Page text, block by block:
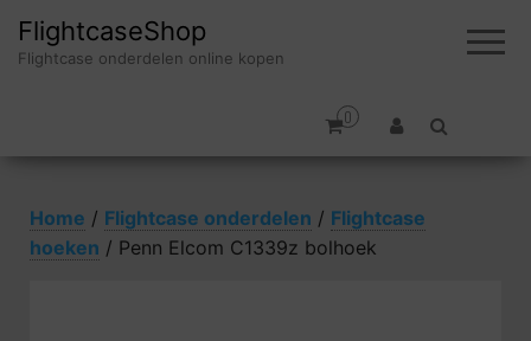
FlightcaseShop
Flightcase onderdelen online kopen
0
Home / Flightcase onderdelen / Flightcase
hoeken / Penn Elcom C1339z bolhoek